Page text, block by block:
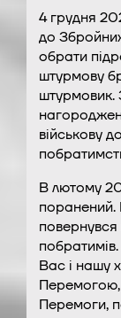
4 грудня
до
обрати
штурмову
штурмовик.
військову
В лютому
поранений.
Вас і нашу
Перемоги,